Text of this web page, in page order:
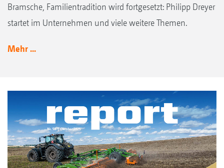
Bramsche, Familientradition wird fortgesetzt: Philipp Dreyer
startet im Unternehmen und viele weitere Themen.
Mehr ...